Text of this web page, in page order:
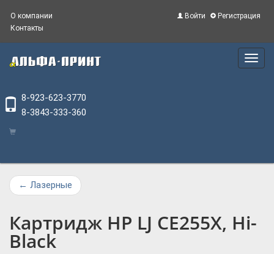
Войти Регистрация
О компании
Контакты
Main
Menu
8-923-623-3770
8-3843-333-360
← Лазерные
Картридж HP LJ CE255X, Hi-
Black